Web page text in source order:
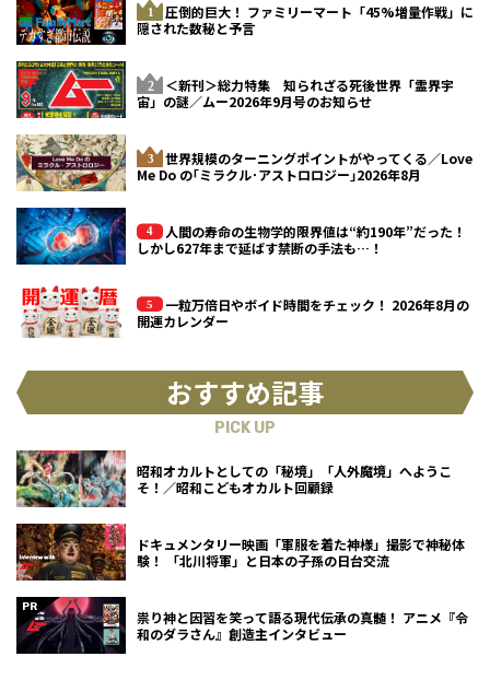
圧倒的巨大！ ファミリーマート「45%増量作戦」に
隠された数秘と予言
＜新刊＞総力特集 知られざる死後世界「霊界宇
宙」の謎／ムー2026年9月号のお知らせ
世界規模のターニングポイントがやってくる／Love
Me Do の｢ミラクル･アストロロジー｣2026年8月
人間の寿命の生物学的限界値は“約190年”だった！
しかし627年まで延ばす禁断の手法も…！
一粒万倍日やボイド時間をチェック！ 2026年8月の
開運カレンダー
おすすめ記事
PICK UP
昭和オカルトとしての「秘境」「人外魔境」へようこ
そ！／昭和こどもオカルト回顧録
ドキュメンタリー映画「軍服を着た神様」撮影で神秘体
験！ 「北川将軍」と日本の子孫の日台交流
祟り神と因習を笑って語る現代伝承の真髄！ アニメ『令
和のダラさん』創造主インタビュー